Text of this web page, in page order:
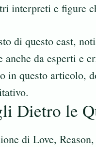
interpreti e figure
di questo cast,
anche da esperti e
in questo articolo,
Dietro le
di Love,